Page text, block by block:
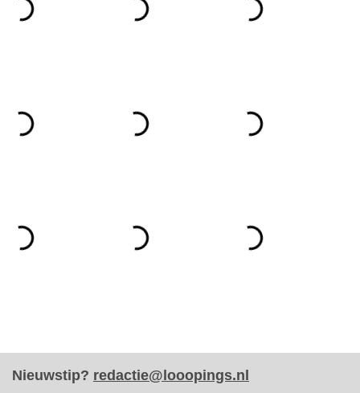
Nieuwstip? redactie@looopings.nl